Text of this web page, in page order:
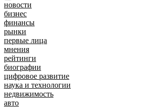
новости
бизнес
финансы
рынки
первые лица
мнения
рейтинги
биографии
цифровое развитие
наука и технологии
недвижимость
авто